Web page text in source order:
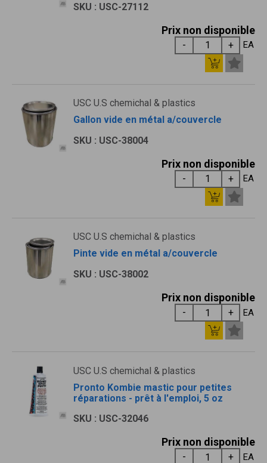
SKU : USC-27112
Prix non disponible
EA
USC U.S chemichal & plastics
Gallon vide en métal a/couvercle
SKU : USC-38004
Prix non disponible
EA
USC U.S chemichal & plastics
Pinte vide en métal a/couvercle
SKU : USC-38002
Prix non disponible
EA
USC U.S chemichal & plastics
Pronto Kombie mastic pour petites
réparations - prêt à l'emploi, 5 oz
SKU : USC-32046
Prix non disponible
EA